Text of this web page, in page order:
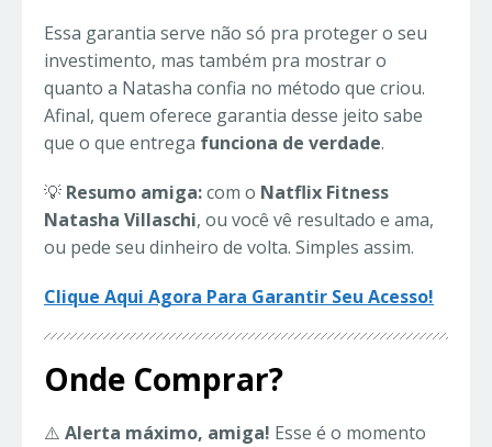
Essa garantia serve não só pra proteger o seu
investimento, mas também pra mostrar o
quanto a Natasha confia no método que criou.
Afinal, quem oferece garantia desse jeito sabe
que o que entrega funciona de verdade.
💡 Resumo amiga:com o Natflix Fitness
Natasha Villaschi, ou você vê resultado e ama,
ou pede seu dinheiro de volta. Simples assim.
Clique Aqui Agora Para Garantir Seu Acesso!
Onde Comprar?
⚠️ Alerta máximo, amiga! Esse é o momento